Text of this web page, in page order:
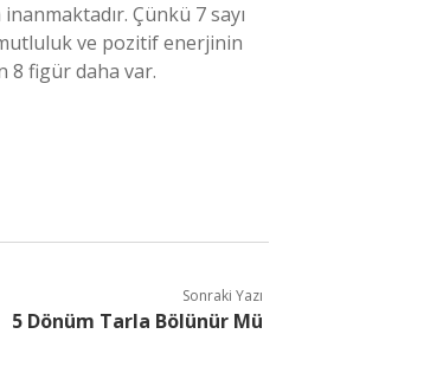
Çünkü 7 sayı
ve pozitif enerjinin
8 figür daha var.
Sonraki Yazı
5 Dönüm Tarla Bölünür Mü